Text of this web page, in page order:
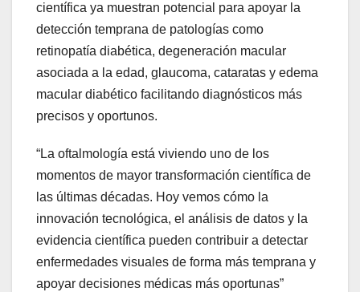
científica ya muestran potencial para apoyar la
detección temprana de patologías como
retinopatía diabética, degeneración macular
asociada a la edad, glaucoma, cataratas y edema
macular diabético facilitando diagnósticos más
precisos y oportunos.
“La oftalmología está viviendo uno de los
momentos de mayor transformación científica de
las últimas décadas. Hoy vemos cómo la
innovación tecnológica, el análisis de datos y la
evidencia científica pueden contribuir a detectar
enfermedades visuales de forma más temprana y
apoyar decisiones médicas más oportunas”